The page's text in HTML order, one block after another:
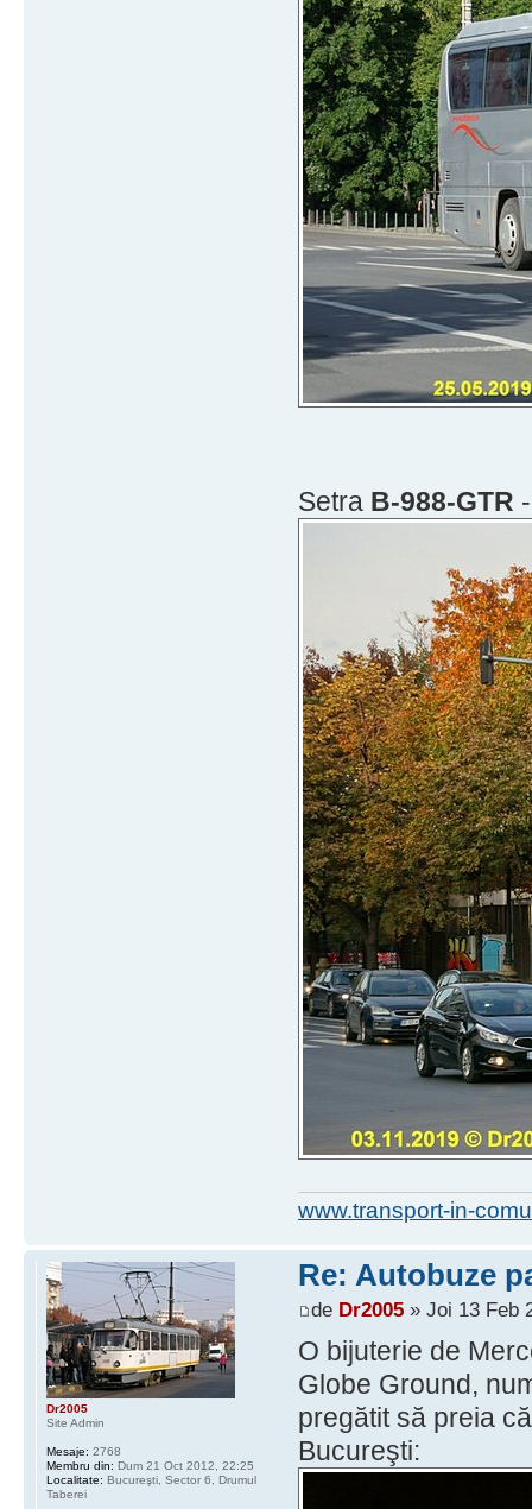
Setra B-988-GTR
www.transport-in-
Re: Autobuze
de Dr2005» Joi 13 Feb
O bijuterie de
Globe Ground,
pregătit să preia
Bucureşti:
Dr2005
Site Admin
Mesaje: 2768
Membru din: Dum 21 Oct 2012, 22:25
Localitate: Bucureşti, Sector 6, Drumul
Taberei